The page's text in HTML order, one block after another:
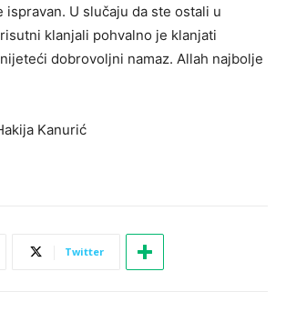
ispravan. U slučaju da ste ostali u
klanjali pohvalno je klanjati
dobrovoljni namaz. Allah najbolje
Kanurić
Twitter